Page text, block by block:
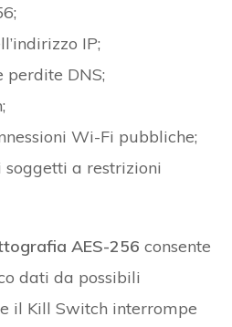
IP;
perdite DNS;
Wi-Fi pubbliche;
soggetti a restrizioni
AES-256 consente
dati da possibili
il Kill Switch interrompe